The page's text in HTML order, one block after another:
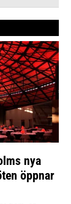
nya
öppnar